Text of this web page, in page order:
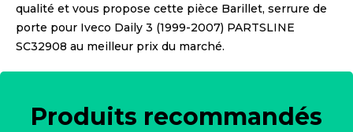
qualité et vous propose cette pièce Barillet, serrure de
porte pour Iveco Daily 3 (1999-2007) PARTSLINE
SC32908 au meilleur prix du marché.
Produits recommandés